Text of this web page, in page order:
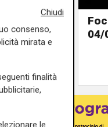
04/
Chiudi
consenso,
mirata e
finalità
le